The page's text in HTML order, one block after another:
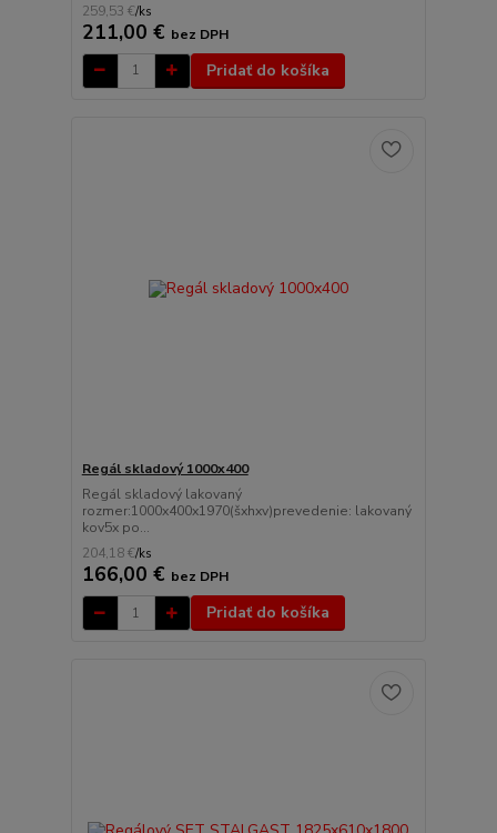
259,53 €/ks
211,00 € bez DPH
Pridať do košíka
Regál skladový 1000x400
Regál skladový lakovaný
rozmer:1000x400x1970(šxhxv)prevedenie: lakovaný
kov5x po...
204,18 €/ks
166,00 € bez DPH
Pridať do košíka